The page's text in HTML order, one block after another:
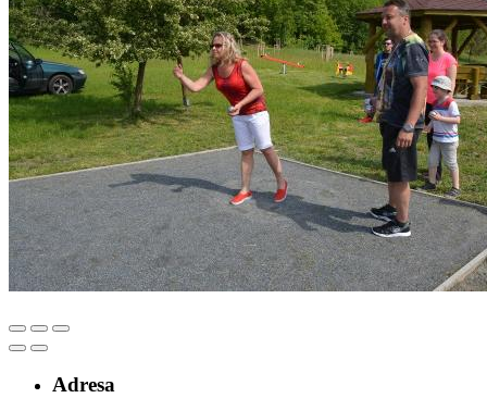
Adresa